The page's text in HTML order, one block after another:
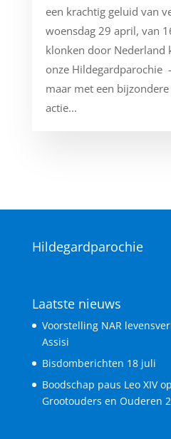
een krachtig geluid van
woensdag 29 april, van
klonken door Nederland
onze Hildegardparochie
maar met een
actie...
Hildegardparochie
Laatste nieuws
Voorstelling NAR
Assisi
Bisdomberichten 18 juli
Boodschap paus Leo XIV
Grootouders en Ouderen